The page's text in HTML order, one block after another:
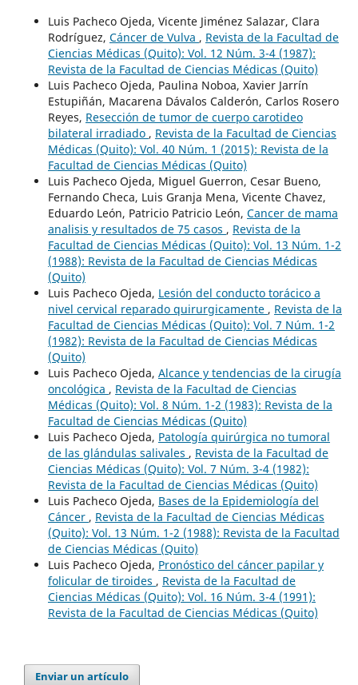
Luis Pacheco Ojeda, Vicente Jiménez Salazar, Clara
Rodríguez, Cáncer de Vulva , Revista de la Facultad de
Ciencias Médicas (Quito): Vol. 12 Núm. 3-4 (1987):
Revista de la Facultad de Ciencias Médicas (Quito)
Luis Pacheco Ojeda, Paulina Noboa, Xavier Jarrín
Estupiñán, Macarena Dávalos Calderón, Carlos Rosero
Reyes, Resección de tumor de cuerpo carotideo
bilateral irradiado , Revista de la Facultad de Ciencias
Médicas (Quito): Vol. 40 Núm. 1 (2015): Revista de la
Facultad de Ciencias Médicas (Quito)
Luis Pacheco Ojeda, Miguel Guerron, Cesar Bueno,
Fernando Checa, Luis Granja Mena, Vicente Chavez,
Eduardo León, Patricio Patricio León, Cancer de mama
analisis y resultados de 75 casos , Revista de la
Facultad de Ciencias Médicas (Quito): Vol. 13 Núm. 1-2
(1988): Revista de la Facultad de Ciencias Médicas
(Quito)
Luis Pacheco Ojeda, Lesión del conducto torácico a
nivel cervical reparado quirurgicamente , Revista de la
Facultad de Ciencias Médicas (Quito): Vol. 7 Núm. 1-2
(1982): Revista de la Facultad de Ciencias Médicas
(Quito)
Luis Pacheco Ojeda, Alcance y tendencias de la cirugía
oncológica , Revista de la Facultad de Ciencias
Médicas (Quito): Vol. 8 Núm. 1-2 (1983): Revista de la
Facultad de Ciencias Médicas (Quito)
Luis Pacheco Ojeda, Patología quirúrgica no tumoral
de las glándulas salivales , Revista de la Facultad de
Ciencias Médicas (Quito): Vol. 7 Núm. 3-4 (1982):
Revista de la Facultad de Ciencias Médicas (Quito)
Luis Pacheco Ojeda, Bases de la Epidemiología del
Cáncer , Revista de la Facultad de Ciencias Médicas
(Quito): Vol. 13 Núm. 1-2 (1988): Revista de la Facultad
de Ciencias Médicas (Quito)
Luis Pacheco Ojeda, Pronóstico del cáncer papilar y
folicular de tiroides , Revista de la Facultad de
Ciencias Médicas (Quito): Vol. 16 Núm. 3-4 (1991):
Revista de la Facultad de Ciencias Médicas (Quito)
Enviar un artículo